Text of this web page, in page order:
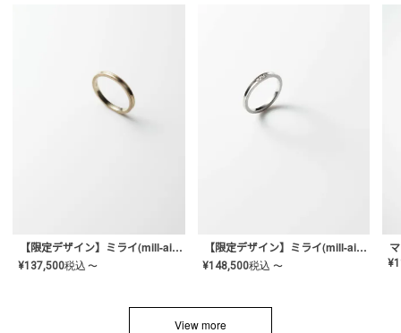
【限定デザイン】ミライ(mill-ai)リング
¥137,500税込 〜
【限定デザイン】ミライ(mill-ai)リング
¥148,500税込 〜 ¥
View more